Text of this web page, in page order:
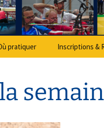
pratiquer Inscriptions &